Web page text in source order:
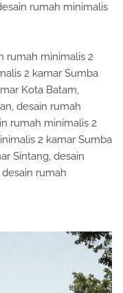
rumah minimalis
rumah minimalis 2
2 kamar Sumba
Kota Batam,
desain rumah
rumah minimalis 2
2 kamar Sumba
Sintang, desain
rumah